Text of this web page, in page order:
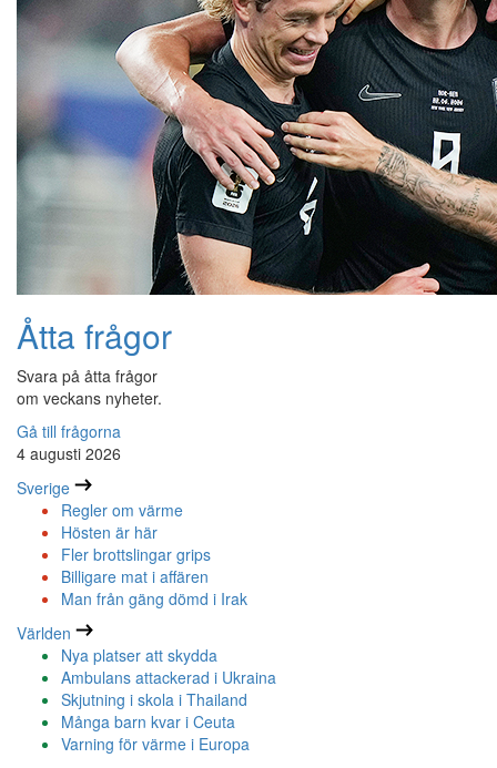
Åtta frågor
Svara på åtta frågor
om veckans nyheter.
Gå till frågorna
4 augusti 2026
Sverige
Regler om värme
Hösten är här
Fler brottslingar grips
Billigare mat i affären
Man från gäng dömd i Irak
Världen
Nya platser att skydda
Ambulans attackerad i Ukraina
Skjutning i skola i Thailand
Många barn kvar i Ceuta
Varning för värme i Europa